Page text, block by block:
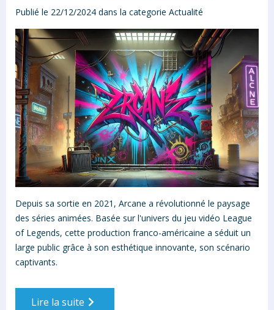
Publié le 22/12/2024 dans la categorie Actualité
Depuis sa sortie en 2021, Arcane a révolutionné le paysage
des séries animées. Basée sur l'univers du jeu vidéo League
of Legends, cette production franco-américaine a séduit un
large public grâce à son esthétique innovante, son scénario
captivants.
Lire la suite